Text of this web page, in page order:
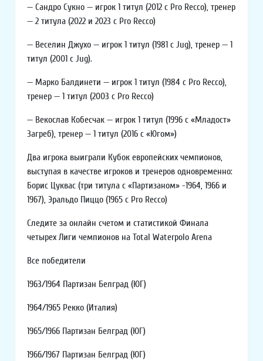
— Сандро Сукно — игрок 1 титул (2012 с Pro Recco), тренер
— 2 титула (2022 и 2023 с Pro Recco)
— Веселин Джухо — игрок 1 титул (1981 с Jug), тренер — 1
титул (2001 с Jug).
— Марко Балдинети — игрок 1 титул (1984 с Pro Recco),
тренер — 1 титул (2003 с Pro Recco)
— Векослав Кобесчак — игрок 1 титул (1996 с «Младост»
Загреб), тренер — 1 титул (2016 с «Югом»)
Два игрока выиграли Кубок европейских чемпионов,
выступая в качестве игроков и тренеров одновременно:
Борис Цуквас (три титула с «Партизаном» -1964, 1966 и
1967), Эральдо Пиццо (1965 с Pro Recco)
Следите за онлайн счетом и статистикой Финала
четырех Лиги чемпионов на Total Waterpolo Arena
Все победители
1963/1964 Партизан Белград (ЮГ)
1964/1965 Рекко (Италия)
1965/1966 Партизан Белград (ЮГ)
1966/1967 Партизан Белград (ЮГ)